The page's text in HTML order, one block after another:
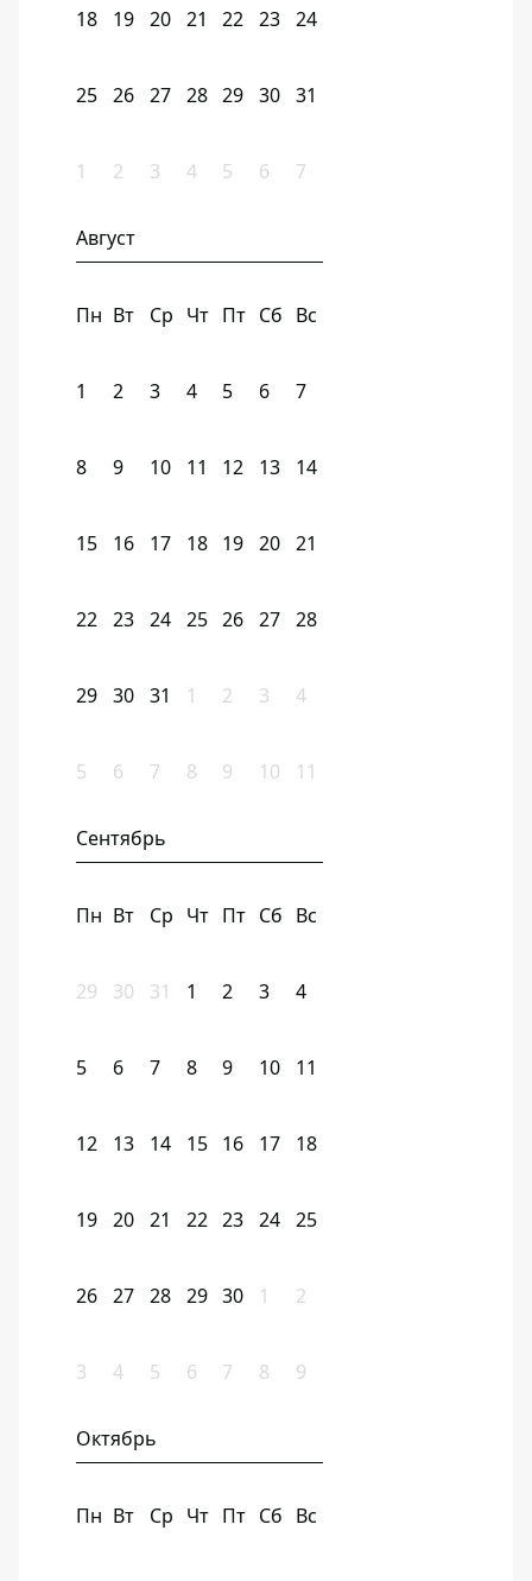
18 19 20 21 22 23 24
25 26 27 28 29 30 31
1 2 3 4 5 6 7
Август
Пн Вт Ср Чт Пт Сб Вс
1 2 3 4 5 6 7
8 9 10 11 12 13 14
15 16 17 18 19 20 21
22 23 24 25 26 27 28
29 30 31 1 2 3 4
5 6 7 8 9 10 11
Сентябрь
Пн Вт Ср Чт Пт Сб Вс
29 30 31 1 2 3 4
5 6 7 8 9 10 11
12 13 14 15 16 17 18
19 20 21 22 23 24 25
26 27 28 29 30 1 2
3 4 5 6 7 8 9
Октябрь
Пн Вт Ср Чт Пт Сб Вс